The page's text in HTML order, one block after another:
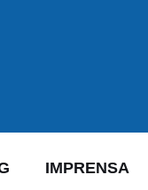
IMPRENSA